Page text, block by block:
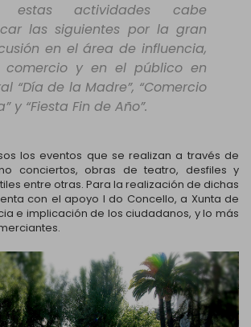
estas actividades cabe
las siguientes por la gran
en el área de influencia,
y en el público en
“Día de la Madre”, “Comercio
y “Fiesta Fin de Año”.
los eventos que se realizan a través de
conciertos, obras de teatro, desfiles y
entre otras. Para la realización de dichas
con el apoyo l do Concello, a Xunta de
e implicación de los ciudadanos, y lo más